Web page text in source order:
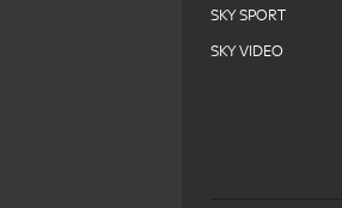
SKY SPORT
SKY VIDEO